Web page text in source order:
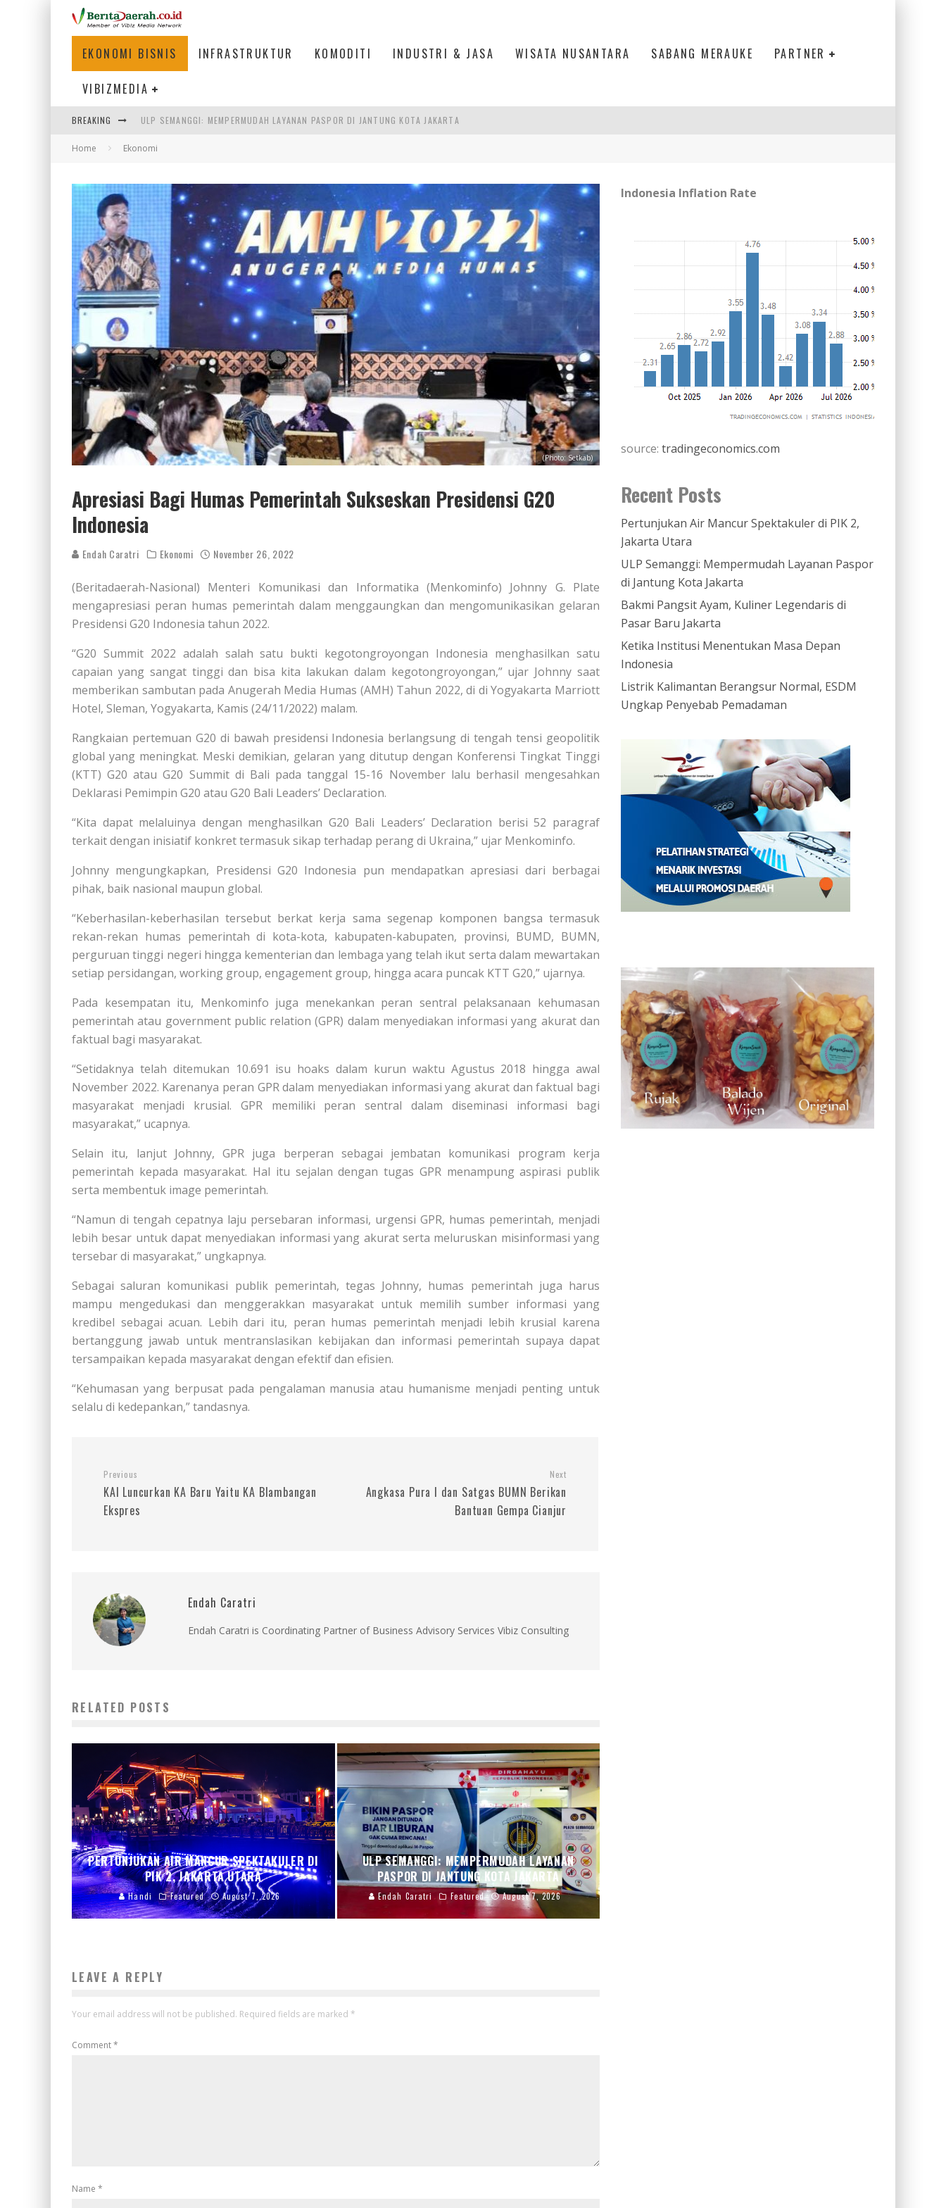
EKONOMI BISNIS INFRASTRUKTUR KOMODITI INDUSTRI & JASA WISATA NUSANTARA SABANG MERAUKE PARTNER
VIBIZMEDIA
BREAKING BAKMI PANGSIT AYAM, KULINER LEGENDARIS DI PASAR BARU JAKARTA
KETIKA INSTITUSI MENENTUKAN MASA DEPAN INDONESIA
ULP SEMANGGI: MEMPERMUDAH LAYANAN PASPOR DI JANTUNG KOTA JAKARTA
Home Ekonomi
(Photo: Setkab)
Apresiasi Bagi Humas Pemerintah Sukseskan Presidensi G20
Indonesia
Endah Caratri Ekonomi November 26, 2022
(Beritadaerah-Nasional) Menteri Komunikasi dan Informatika (Menkominfo) Johnny G. Plate
mengapresiasi peran humas pemerintah dalam menggaungkan dan mengomunikasikan gelaran
Presidensi G20 Indonesia tahun 2022.
“G20 Summit 2022 adalah salah satu bukti kegotongroyongan Indonesia menghasilkan satu
capaian yang sangat tinggi dan bisa kita lakukan dalam kegotongroyongan,” ujar Johnny saat
memberikan sambutan pada Anugerah Media Humas (AMH) Tahun 2022, di di Yogyakarta Marriott
Hotel, Sleman, Yogyakarta, Kamis (24/11/2022) malam.
Rangkaian pertemuan G20 di bawah presidensi Indonesia berlangsung di tengah tensi geopolitik
global yang meningkat. Meski demikian, gelaran yang ditutup dengan Konferensi Tingkat Tinggi
(KTT) G20 atau G20 Summit di Bali pada tanggal 15-16 November lalu berhasil mengesahkan
Deklarasi Pemimpin G20 atau G20 Bali Leaders’ Declaration.
“Kita dapat melaluinya dengan menghasilkan G20 Bali Leaders’ Declaration berisi 52 paragraf
terkait dengan inisiatif konkret termasuk sikap terhadap perang di Ukraina,” ujar Menkominfo.
Johnny mengungkapkan, Presidensi G20 Indonesia pun mendapatkan apresiasi dari berbagai
pihak, baik nasional maupun global.
“Keberhasilan-keberhasilan tersebut berkat kerja sama segenap komponen bangsa termasuk
rekan-rekan humas pemerintah di kota-kota, kabupaten-kabupaten, provinsi, BUMD, BUMN,
perguruan tinggi negeri hingga kementerian dan lembaga yang telah ikut serta dalam mewartakan
setiap persidangan, working group, engagement group, hingga acara puncak KTT G20,” ujarnya.
Pada kesempatan itu, Menkominfo juga menekankan peran sentral pelaksanaan kehumasan
pemerintah atau government public relation (GPR) dalam menyediakan informasi yang akurat dan
faktual bagi masyarakat.
“Setidaknya telah ditemukan 10.691 isu hoaks dalam kurun waktu Agustus 2018 hingga awal
November 2022. Karenanya peran GPR dalam menyediakan informasi yang akurat dan faktual bagi
masyarakat menjadi krusial. GPR memiliki peran sentral dalam diseminasi informasi bagi
masyarakat,” ucapnya.
Selain itu, lanjut Johnny, GPR juga berperan sebagai jembatan komunikasi program kerja
pemerintah kepada masyarakat. Hal itu sejalan dengan tugas GPR menampung aspirasi publik
serta membentuk image pemerintah.
“Namun di tengah cepatnya laju persebaran informasi, urgensi GPR, humas pemerintah, menjadi
lebih besar untuk dapat menyediakan informasi yang akurat serta meluruskan misinformasi yang
tersebar di masyarakat,” ungkapnya.
Sebagai saluran komunikasi publik pemerintah, tegas Johnny, humas pemerintah juga harus
mampu mengedukasi dan menggerakkan masyarakat untuk memilih sumber informasi yang
kredibel sebagai acuan. Lebih dari itu, peran humas pemerintah menjadi lebih krusial karena
bertanggung jawab untuk mentranslasikan kebijakan dan informasi pemerintah supaya dapat
tersampaikan kepada masyarakat dengan efektif dan efisien.
“Kehumasan yang berpusat pada pengalaman manusia atau humanisme menjadi penting untuk
selalu di kedepankan,” tandasnya.
Previous
KAI Luncurkan KA Baru Yaitu KA Blambangan
Ekspres
Next
Angkasa Pura I dan Satgas BUMN Berikan
Bantuan Gempa Cianjur
Endah Caratri
Endah Caratri is Coordinating Partner of Business Advisory Services Vibiz Consulting
RELATED POSTS
PERTUNJUKAN AIR MANCUR SPEKTAKULER DI
PIK 2, JAKARTA UTARA
Handi Featured August 7, 2026
ULP SEMANGGI: MEMPERMUDAH LAYANAN
PASPOR DI JANTUNG KOTA JAKARTA
Endah Caratri Featured August 7, 2026
LEAVE A REPLY
Your email address will not be published. Required fields are marked *
Comment*
Name *
Indonesia Inflation Rate
source: tradingeconomics.com
Recent Posts
Pertunjukan Air Mancur Spektakuler di PIK 2,
Jakarta Utara
ULP Semanggi: Mempermudah Layanan Paspor
di Jantung Kota Jakarta
Bakmi Pangsit Ayam, Kuliner Legendaris di
Pasar Baru Jakarta
Ketika Institusi Menentukan Masa Depan
Indonesia
Listrik Kalimantan Berangsur Normal, ESDM
Ungkap Penyebab Pemadaman